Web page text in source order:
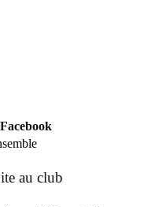
Facebook
au club